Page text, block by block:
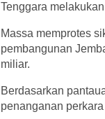
Tenggara
Massa memprotes
pembangunan
miliar.
Berdasarkan
penanganan